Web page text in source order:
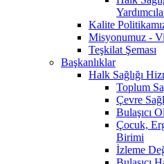
Kalite
Misyonumuz -
Teşkilat Şeması
Başkanlıklar
Halk Sağlığı
Toplum
Çevre
Bulaşıcı
Çocuk,
Birimi
İzleme